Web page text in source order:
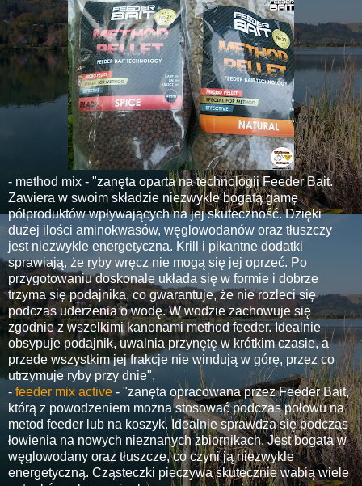
- method mix - "zanęta oparta na technologii Feeder Bait.
Zawiera w swoim składzie niezwykle bogatą gamę
półproduktów wpływających na jej skuteczność. Dzięki
dużej ilości aminokwasów, węglowodanów oraz tłuszczy
jest niezwykle energetyczna. Krill i pikantne dodatki
sprawiają, że ryby wręcz nie mogą się jej oprzeć. Po
przygotowaniu doskonale układa się w formie i dobrze
trzyma się podajnika, co gwarantuje, że nie rozleci się
podczas uderzenia o wodę. W wodzie zachowuje się
zgodnie z wszelkimi kanonami method feeder. Idealnie
obsypuje podajnik, uwalnia przynętę w krótkim czasie, a
przede wszystkim jej frakcje nie windują w górę, przez co
utrzymuje ryby przy dnie",
- feeder mix active - "zanęta opracowana przez Feeder Bait,
którą z powodzeniem można stosować podczas połowu na
metod feeder lub na koszyk. Idealnie sprawdza się podczas
łowienia na nowych nieznanych zbiornikach. Jest bogata w
węglowodany oraz tłuszcze, co czyni ją niezwykle
energetyczną. Cząsteczki pieczywa skutecznie wabią wiele